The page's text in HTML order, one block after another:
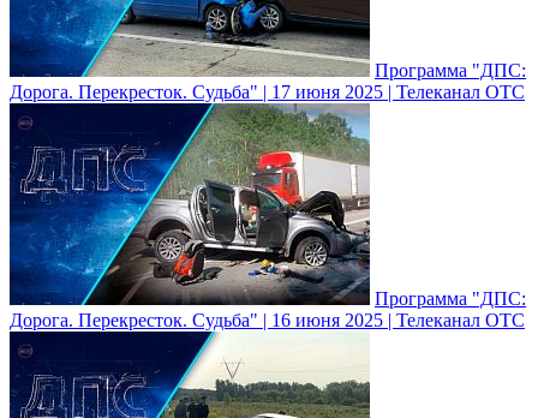
Программа "ДПС:
Дорога. Перекресток. Судьба" | 17 июня 2025 | Телеканал ОТС
Программа "ДПС:
Дорога. Перекресток. Судьба" | 16 июня 2025 | Телеканал ОТС